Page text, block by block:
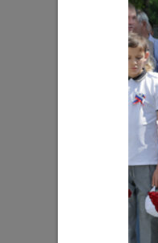
Ильсур
Ленинский сад
комфортнее»